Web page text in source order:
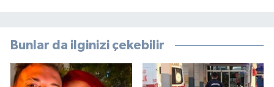
Bunlar da ilginizi çekebilir